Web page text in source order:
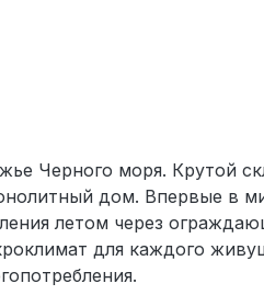
Черного моря. Крутой
дом. Впервые в
летом через
для каждого